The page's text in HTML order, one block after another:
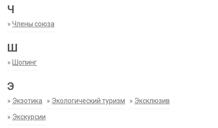
Ч
» Члены союза
Ш
» Шопинг
Э
» Экзотика » Экологический туризм » Эксклюзив
» Экскурсии